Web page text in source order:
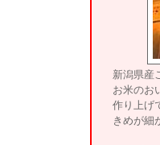
新潟県産
お米のお
作り上げ
きめが細